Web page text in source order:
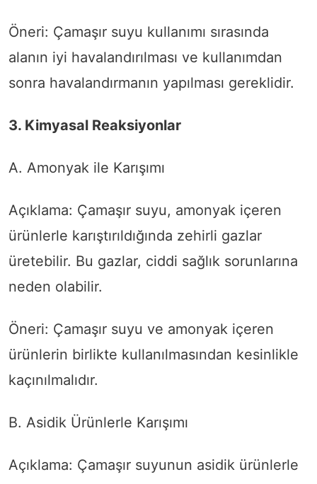
Öneri: Çamaşır suyu kullanımı sırasında
alanın iyi havalandırılması ve kullanımdan
sonra havalandırmanın yapılması gereklidir.
3. Kimyasal Reaksiyonlar
A. Amonyak ile Karışımı
Açıklama: Çamaşır suyu, amonyak içeren
ürünlerle karıştırıldığında zehirli gazlar
üretebilir. Bu gazlar, ciddi sağlık sorunlarına
neden olabilir.
Öneri: Çamaşır suyu ve amonyak içeren
ürünlerin birlikte kullanılmasından kesinlikle
kaçınılmalıdır.
B. Asidik Ürünlerle Karışımı
Açıklama: Çamaşır suyunun asidik ürünlerle